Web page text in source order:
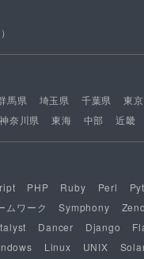
馬県 埼玉県 千葉県 東
神奈川県 東海 中部 近畿
PHP Ruby Perl
ムワーク Symphony
Dancer Django
Linux UNIX